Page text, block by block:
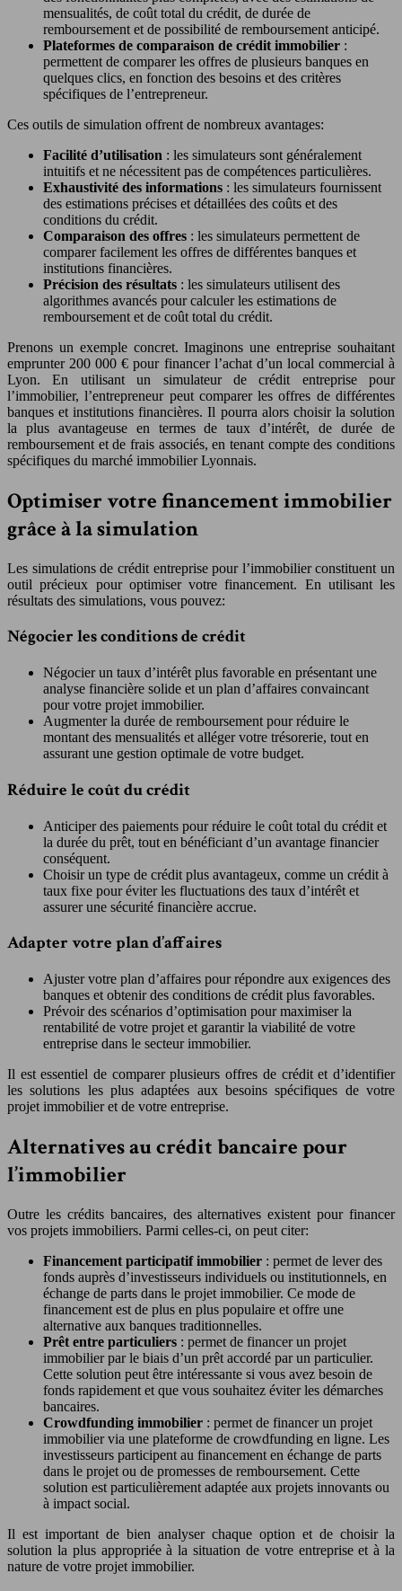
mensualités, de coût total du crédit, de durée de
remboursement et de possibilité de remboursement anticipé.
Plateformes de comparaison de crédit immobilier :
permettent de comparer les offres de plusieurs banques en
quelques clics, en fonction des besoins et des critères
spécifiques de l’entrepreneur.
Ces outils de simulation offrent de nombreux avantages:
Facilité d’utilisation : les simulateurs sont généralement
intuitifs et ne nécessitent pas de compétences particulières.
Exhaustivité des informations : les simulateurs fournissent
des estimations précises et détaillées des coûts et des
conditions du crédit.
Comparaison des offres : les simulateurs permettent de
comparer facilement les offres de différentes banques et
institutions financières.
Précision des résultats : les simulateurs utilisent des
algorithmes avancés pour calculer les estimations de
remboursement et de coût total du crédit.
Prenons un exemple concret. Imaginons une entreprise souhaitant
emprunter 200 000 € pour financer l’achat d’un local commercial à
Lyon. En utilisant un simulateur de crédit entreprise pour
l’immobilier, l’entrepreneur peut comparer les offres de différentes
banques et institutions financières. Il pourra alors choisir la solution
la plus avantageuse en termes de taux d’intérêt, de durée de
remboursement et de frais associés, en tenant compte des conditions
spécifiques du marché immobilier Lyonnais.
Optimiser votre financement immobilier
grâce à la simulation
Les simulations de crédit entreprise pour l’immobilier constituent un
outil précieux pour optimiser votre financement. En utilisant les
résultats des simulations, vous pouvez:
Négocier les conditions de crédit
Négocier un taux d’intérêt plus favorable en présentant une
analyse financière solide et un plan d’affaires convaincant
pour votre projet immobilier.
Augmenter la durée de remboursement pour réduire le
montant des mensualités et alléger votre trésorerie, tout en
assurant une gestion optimale de votre budget.
Réduire le coût du crédit
Anticiper des paiements pour réduire le coût total du crédit et
la durée du prêt, tout en bénéficiant d’un avantage financier
conséquent.
Choisir un type de crédit plus avantageux, comme un crédit à
taux fixe pour éviter les fluctuations des taux d’intérêt et
assurer une sécurité financière accrue.
Adapter votre plan d’affaires
Ajuster votre plan d’affaires pour répondre aux exigences des
banques et obtenir des conditions de crédit plus favorables.
Prévoir des scénarios d’optimisation pour maximiser la
rentabilité de votre projet et garantir la viabilité de votre
entreprise dans le secteur immobilier.
Il est essentiel de comparer plusieurs offres de crédit et d’identifier
les solutions les plus adaptées aux besoins spécifiques de votre
projet immobilier et de votre entreprise.
Alternatives au crédit bancaire pour
l’immobilier
Outre les crédits bancaires, des alternatives existent pour financer
vos projets immobiliers. Parmi celles-ci, on peut citer:
Financement participatif immobilier : permet de lever des
fonds auprès d’investisseurs individuels ou institutionnels, en
échange de parts dans le projet immobilier. Ce mode de
financement est de plus en plus populaire et offre une
alternative aux banques traditionnelles.
Prêt entre particuliers : permet de financer un projet
immobilier par le biais d’un prêt accordé par un particulier.
Cette solution peut être intéressante si vous avez besoin de
fonds rapidement et que vous souhaitez éviter les démarches
bancaires.
Crowdfunding immobilier : permet de financer un projet
immobilier via une plateforme de crowdfunding en ligne. Les
investisseurs participent au financement en échange de parts
dans le projet ou de promesses de remboursement. Cette
solution est particulièrement adaptée aux projets innovants ou
à impact social.
Il est important de bien analyser chaque option et de choisir la
solution la plus appropriée à la situation de votre entreprise et à la
nature de votre projet immobilier.